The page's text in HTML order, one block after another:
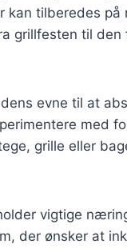
tilberedes på
grillfesten til
evne til at
med
grille eller
vigtige
der ønsker at